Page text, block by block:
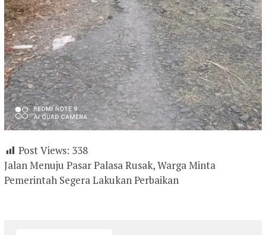
Post Views: 338
Jalan Menuju Pasar Palasa Rusak, Warga Minta
Pemerintah Segera Lakukan Perbaikan